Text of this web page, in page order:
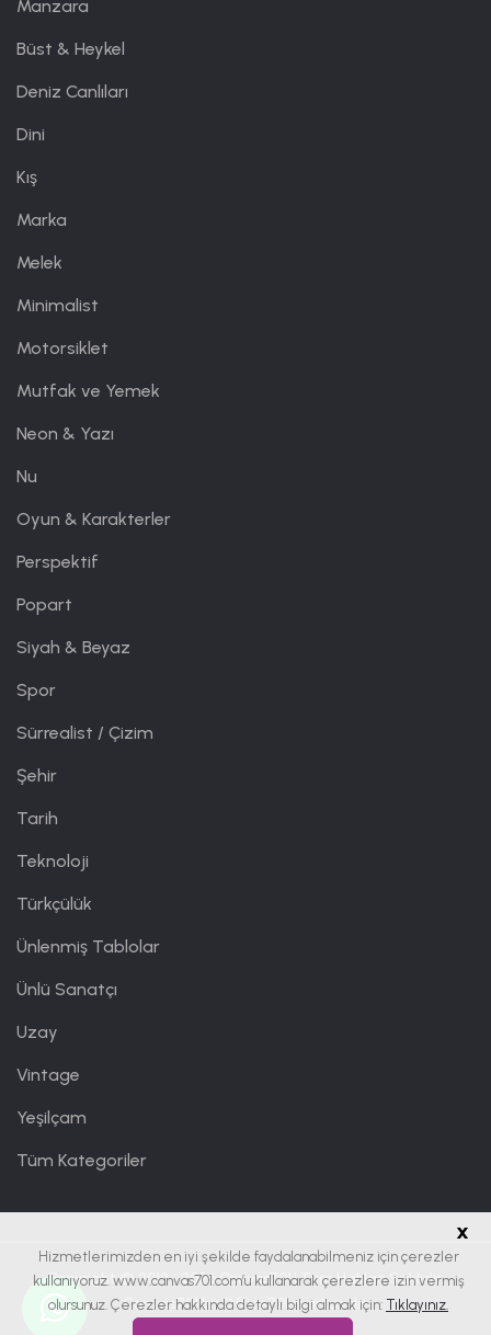
Manzara
Büst & Heykel
Deniz Canlıları
Dini
Kış
Marka
Melek
Minimalist
Motorsiklet
Mutfak ve Yemek
Neon & Yazı
Nu
Oyun & Karakterler
Perspektif
Popart
Siyah & Beyaz
Spor
Sürrealist / Çizim
Şehir
Tarih
Teknoloji
Türkçülük
Ünlenmiş Tablolar
Ünlü Sanatçı
Uzay
Vintage
Yeşilçam
Tüm Kategoriler
Copyright © 2019 - 2026Canvas701| Tüm Hakları Saklıdır.
Canvas701 birOffice701markasıdır.
x
Hizmetlerimizden en iyi şekilde faydalanabilmeniz için çerezler
kullanıyoruz. www.canvas701.com’u kullanarak çerezlere izin vermiş
olursunuz. Çerezler hakkında detaylı bilgi almak için: Tıklayınız.